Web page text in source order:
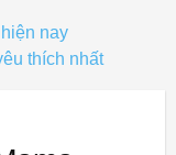
nay
thích nhất